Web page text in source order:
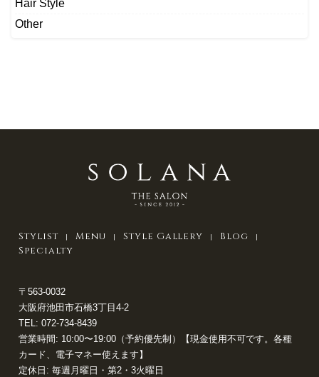
Hair Style
Other
Stylist Menu Style Gallery
Blog
Specialty
〒563-0032
大阪府池田市石橋3丁目4-2
TEL: 072-734-8439
営業時間: 10:00〜19:00（予約優先制）【現金使用不可です。各種
カード、電子マネー使えます】
定休日: 毎週月曜日・第2・3火曜日